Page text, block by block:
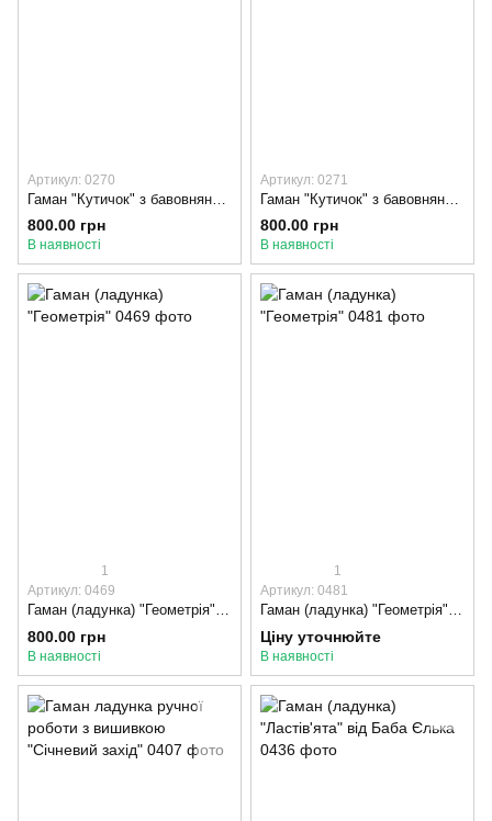
Артикул: 0270
800.00 грн
В наявності
Артикул: 0271
800.00 грн
В наявності
1
Артикул: 0469
Гаман (ладунка) "Геометрія", Хакі
800.00 грн
В наявності
1
Артикул: 0481
Гаман (ладунка) "Геометрія", Кораловий
Ціну уточнюйте
В наявності